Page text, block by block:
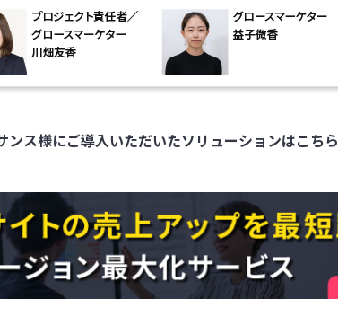
ス様にご導入いただいたソリューションはこちら